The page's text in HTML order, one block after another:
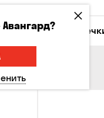
Кукуруза
Авангард?